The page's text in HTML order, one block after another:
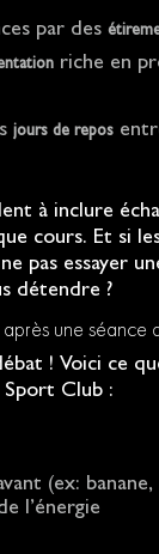
par des
riche en
jours de repos
à inclure
cours. Et si
pas essayer
détendre ?
une séance
! Voici ce
Sport Club :
(ex:
l’énergie